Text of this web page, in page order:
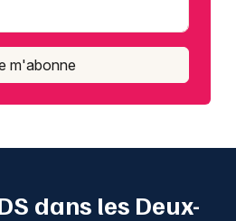
m'abonne
dans les Deux-